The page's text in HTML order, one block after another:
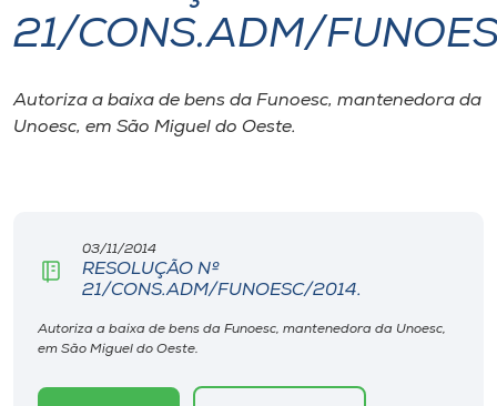
I.nova
Diplomados
21/CONS.ADM/
Autoriza a baixa de bens da Funoesc, mantenedora da
Unoesc, em São Miguel do Oeste.
03/11/2014
RESOLUÇÃO Nº
21/CONS.ADM/FUNOESC/2014.
Autoriza a baixa de bens da Funoesc, mantenedora da Unoesc,
em São Miguel do Oeste.